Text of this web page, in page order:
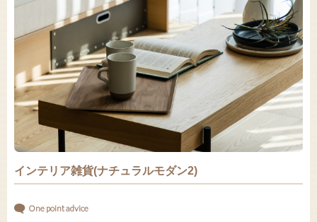
インテリア雑貨(ナチュラルモダン2)
One point advice